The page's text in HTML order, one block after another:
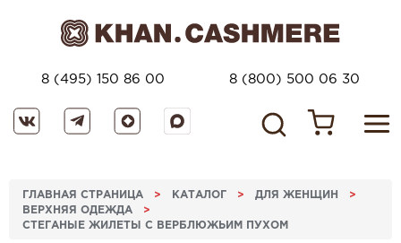
8 (495) 150 86 00 8 (800) 500 06 30
ГЛАВНАЯ СТРАНИЦА > КАТАЛОГ > ДЛЯ ЖЕНЩИН >
ВЕРХНЯЯ ОДЕЖДА >
СТЕГАНЫЕ ЖИЛЕТЫ С ВЕРБЛЮЖЬИМ ПУХОМ